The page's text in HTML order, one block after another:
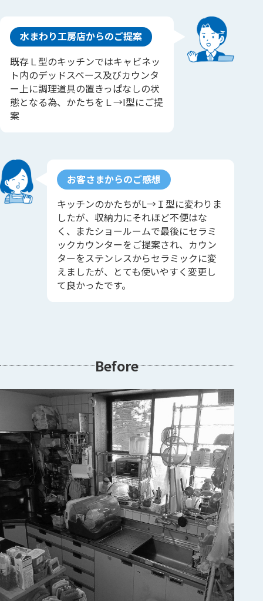
水まわり工房店からのご提案
既存Ｌ型のキッチンではキャビネッ
ト内のデッドスペース及びカウンタ
ー上に調理道具の置きっぱなしの状
態となる為、かたちをＬ→I型にご提
案
お客さまからのご感想
キッチンのかたちがL→Ｉ型に変わりま
したが、収納力にそれほど不便はな
く、またショールームで最後にセラミ
ックカウンターをご提案され、カウン
ターをステンレスからセラミックに変
えましたが、とても使いやすく変更し
て良かったです。
Before